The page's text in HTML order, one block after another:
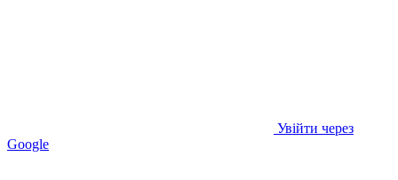
Увійти через
Google